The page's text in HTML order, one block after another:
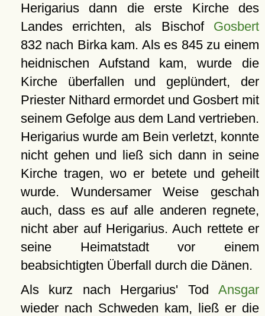
Herigarius dann die erste Kirche des
Landes errichten, als Bischof Gosbert
832 nach Birka kam. Als es 845 zu einem
heidnischen Aufstand kam, wurde die
Kirche überfallen und geplündert, der
Priester Nithard ermordet und Gosbert mit
seinem Gefolge aus dem Land vertrieben.
Herigarius wurde am Bein verletzt, konnte
nicht gehen und ließ sich dann in seine
Kirche tragen, wo er betete und geheilt
wurde. Wundersamer Weise geschah
auch, dass es auf alle anderen regnete,
nicht aber auf Herigarius. Auch rettete er
seine Heimatstadt vor einem
beabsichtigten Überfall durch die Dänen.
Als kurz nach Hergarius' Tod Ansgar
wieder nach Schweden kam, ließ er die